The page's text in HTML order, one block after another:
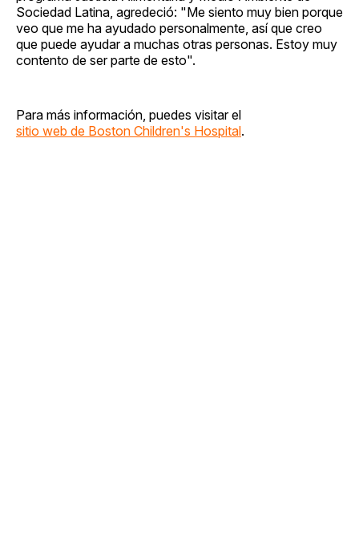
Sociedad Latina, agredeció: "Me siento muy bien porque
veo que me ha ayudado personalmente, así que creo
que puede ayudar a muchas otras personas. Estoy muy
contento de ser parte de esto".
Para más información, puedes visitar el
sitio web de Boston Children's Hospital.